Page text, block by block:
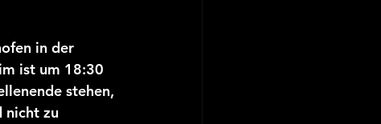
23
in der
ist um 18:30
stehen,
nicht zu